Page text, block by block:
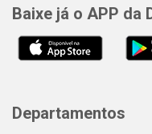
Baixe já o APP da
Departamentos